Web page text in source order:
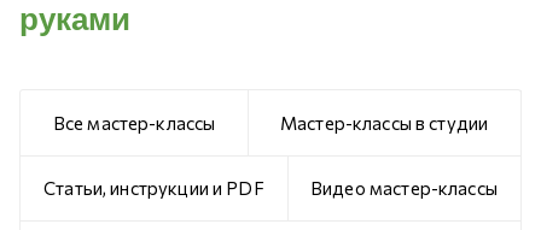
руками
Все мастер-классы Мастер-классы в студии
Статьи, инструкции и PDF Видео мастер-классы